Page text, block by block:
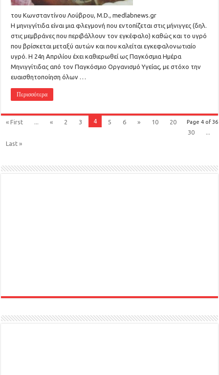
του Κωνσταντίνου Λούβρου, M.D., medlabnews.gr
Η μηνιγγίτιδα είναι μια φλεγμονή που εντοπίζεται στις μήνιγγες (δηλ.
στις μεμβράνες που περιβάλλουν τον εγκέφαλο) καθώς και το υγρό
που βρίσκεται μεταξύ αυτών και που καλείται εγκεφαλονωτιαίο
υγρό. Η 24η Απριλίου έχει καθιερωθεί ως Παγκόσμια Ημέρα
Μηνιγγίτιδας από τον Παγκόσμιο Οργανισμό Υγείας, με στόχο την
ευαισθητοποίηση όλων …
Περισσότερα
Page 4 of 36
« First ... « 2 3 4 5 6 » 10
20
30
...
Last »